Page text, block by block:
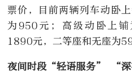
票价，目前两辆列车动卧
为950元；高级动卧上
1890元，二等座和无座为
夜间时段“轻语服务” “深